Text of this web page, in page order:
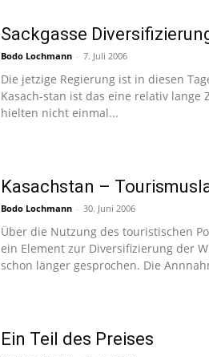
Sackgasse
Bodo Lochmann - 7. Juli 2006
Die jetzige Regierung ist in diesen
Kasach-stan ist das eine relativ lange
hielten nicht einmal...
Kasachstan –
Bodo Lochmann - 30. Juni 2006
Über die Nutzung des touristischen
ein Element zur Diversifizierung der
schon länger gesprochen. Die
Ein Teil des Preises